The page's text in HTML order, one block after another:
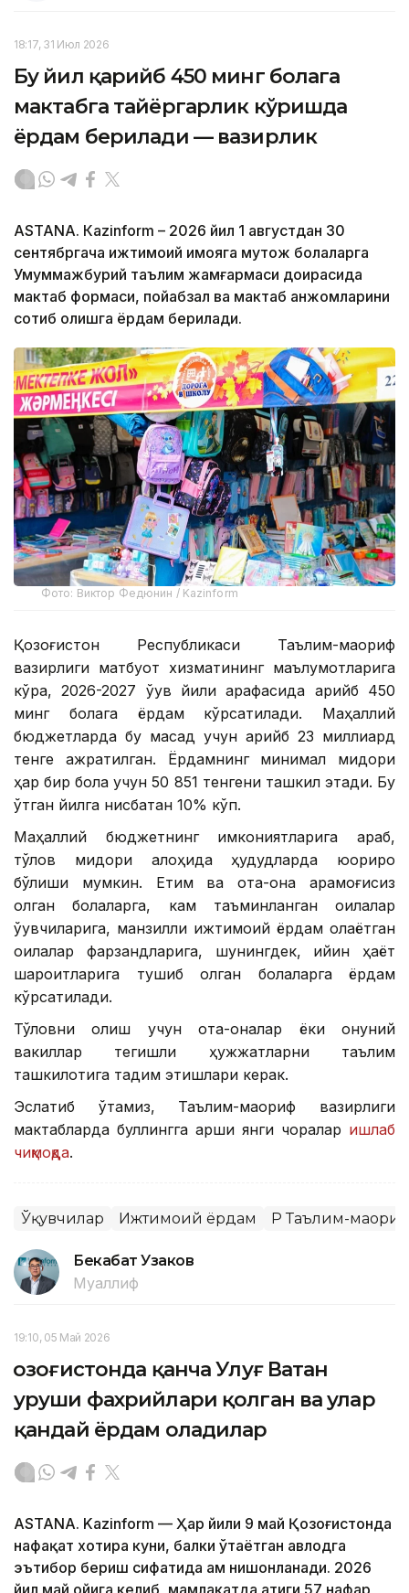
18:17, 31 Июл 2026
Бу йил қарийб 450 минг болага
мактабга тайёргарлик кўришда
ёрдам берилади — вазирлик
ASTANА. Кazinform – 2026 йил 1 августдан 30
сентябргача ижтимоий ҳимояга муҳтож болаларга
Умуммажбурий таълим жамғармаси доирасида
мактаб формаси, пойабзал ва мактаб анжомларини
сотиб олишга ёрдам берилади.
Фото: Виктор Федюнин / Kazinform
Қозоғистон Республикаси Таълим-маориф
вазирлиги матбуот хизматининг маълумотларига
кўра, 2026-2027 ўқув йили арафасида қарийб 450
минг болага ёрдам кўрсатилади. Маҳаллий
бюджетларда бу мақсад учун қарийб 23 миллиард
тенге ажратилган. Ёрдамнинг минимал миқдори
ҳар бир бола учун 50 851 тенгени ташкил этади. Бу
ўтган йилга нисбатан 10% кўп.
Маҳаллий бюджетнинг имкониятларига қараб,
тўлов миқдори алоҳида ҳудудларда юқорироқ
бўлиши мумкин. Етим ва ота-она қарамоғисиз
қолган болаларга, кам таъминланган оилалар
ўқувчиларига, манзилли ижтимоий ёрдам олаётган
оилалар фарзандларига, шунингдек, қийин ҳаёт
шароитларига тушиб қолган болаларга ёрдам
кўрсатилади.
Тўловни олиш учун ота-оналар ёки қонуний
вакиллар тегишли ҳужжатларни таълим
ташкилотига тақдим этишлари керак.
Эслатиб ўтамиз, Таълим-маориф вазирлиги
мактабларда буллингга қарши янги чоралар ишлаб
чиқмоқда.
Ўқувчилар Ижтимоий ёрдам ҚР Таълим-
Бекабат Узаков
Муаллиф
19:10, 05 Май 2026
Қозоғистонда қанча Улуғ Ватан
уруши фахрийлари қолган ва улар
қандай ёрдам оладилар
ASTANA. Kazinform — Ҳар йили 9 май Қозоғистонда
нафақат хотира куни, балки ўтаётган авлодга
эътибор бериш сифатида ҳам нишонланади. 2026